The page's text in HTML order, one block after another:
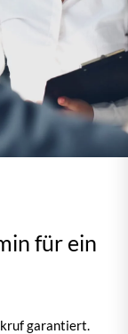
für ein
garantiert.